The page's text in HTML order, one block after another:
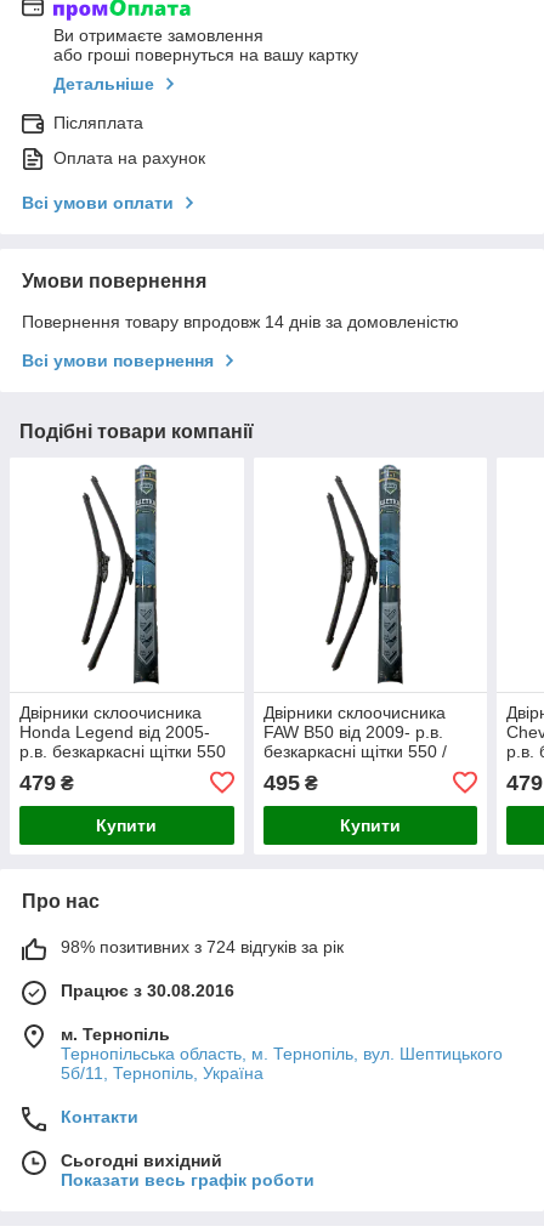
Ви отримаєте замовлення
або гроші повернуться на вашу картку
Детальніше
Післяплата
Оплата на рахунок
Всі умови оплати
Умови повернення
Повернення товару впродовж 14 днів за домовленістю
Всі умови повернення
Подібні товари компанії
Двірники склоочисника
Honda Legend від 2005-
р.в. безкаркасні щітки 550
/ 475 мм. Armer (комплект
2 шт.)
479 ₴
Купити
Двірники склоочисника
FAW B50 від 2009- р.в.
безкаркасні щітки 550 /
450 мм. Armer (комплект 2
шт.)
495₴
Купити
р.в.
2
479
Про нас
98% позитивних з 724 відгуків за рік
Працює з 30.08.2016
м. Тернопіль
Тернопільська область, м. Тернопіль, вул. Шептицького
5б/11, Тернопіль, Україна
Контакти
Сьогодні вихідний
Показати весь графік роботи